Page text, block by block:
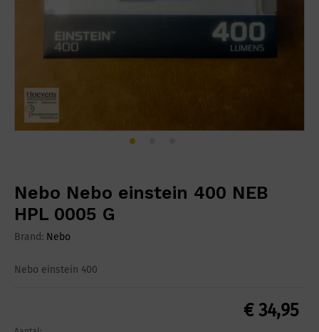
Nebo Nebo einstein 400 NEB
HPL 0005 G
Brand: Nebo
Nebo einstein 400
€34,95